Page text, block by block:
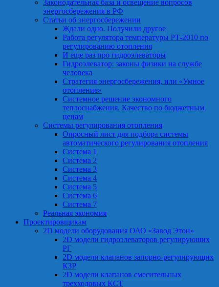
Законодательная база и освещение вопросов
энергосбережения в РФ
Статьи об энергосбережении
Ждали одно. Получили другое
Работа регулятора температуры РТ-2010 по
регулированию отопления
И еще раз про гидроэлеваторы
Гидроэлеватор: законы физики на службе
человека
Стратегия энергосбережения, или «Умное
отопление»
Системное решение экономного
теплоснабжения. Качество по бюджетным
ценам
Системы регулирования отопления
Опросный лист для подбора системы
автоматического регулирования отопления
Система 1
Система 2
Система 3
Система 4
Система 5
Система 6
Система 7
Реальная экономия
Проектировщикам
2D модели оборудования ОАО «Завод Этон»
2D модели гидроэлеваторов регулирующих
РГ
2D модели клапанов запорно-регулирующих
КЗР
2D модели клапанов смесительных
трехходовых КСТ